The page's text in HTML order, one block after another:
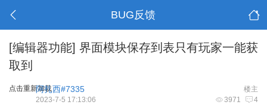
BUG反馈
[编辑器功能] 界面模块保存到表只有玩家一能获
取到
点击重新加载 楼主
阿扎西#7335
3971 4
2023-7-5 17:13:06